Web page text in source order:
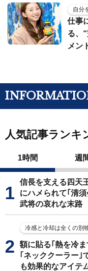
自分
仕事
る、
メン
人気記事ランキ
1時間 週
信長を支える四天
にハメられて｢清
武将の哀れな末路
冷感と冷却は全くの別
額に貼る｢熱を冷
｢ネッククーラー｣
も効果的なアイテ